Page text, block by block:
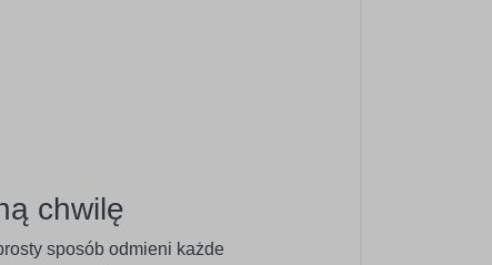
chwilę
sposób odmieni każde